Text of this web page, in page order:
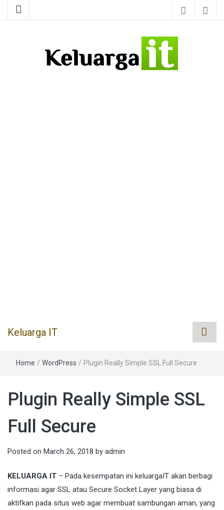
Keluarga IT
Home / WordPress / Plugin Really Simple SSL Full Secure
Plugin Really Simple SSL
Full Secure
Posted on March 26, 2018 by admin
KELUARGA IT – Pada kesempatan ini keluargaIT akan berbagi
informasi agar SSL atau Secure Socket Layer yang biasa di
aktifkan pada situs web agar membuat sambungan aman, yang